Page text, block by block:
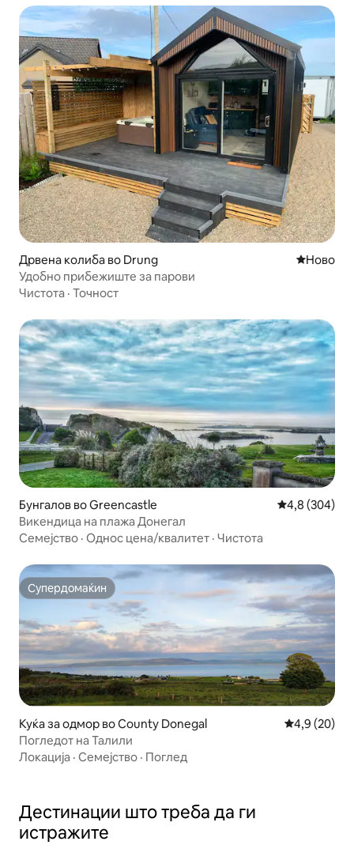
Дрвена колиба во Drung Ново
Ново
Удобно прибежиште за парови
Чистота · Точност
Бунгалов во Greencastle Просечна
4,8 (304)
Викендица на плажа Донегал
Семејство · Однос цена/квалитет · Чистота
Супердомаќин
Супердомаќин
Куќа за одмор во County Donegal Просечна
4,9 (20)
Погледот на Талили
Локација · Семејство · Поглед
Дестинации што треба да ги
истражите